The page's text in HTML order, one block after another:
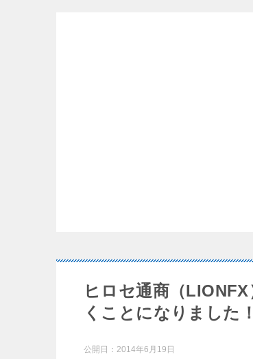
ヒロセ通商（
くことになりました！
公開日： 2014年6月19日